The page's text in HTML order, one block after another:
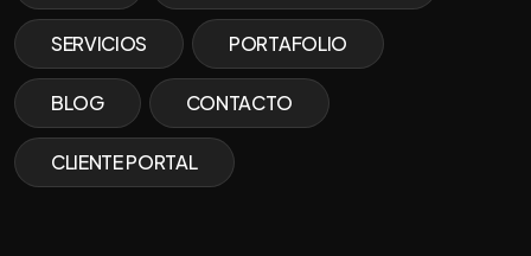
SERVICIOS PORTAFOLIO
BLOG CONTACTO
CLIENTE PORTAL